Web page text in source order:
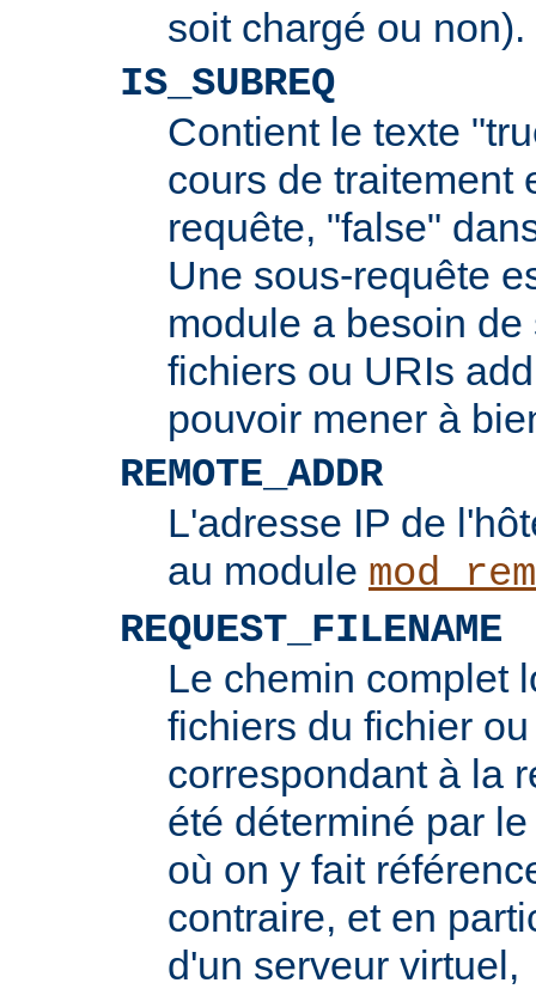
soit chargé ou non).
IS_SUBREQ
Contient le texte
cours de traitement
requête, "false"
Une sous-requête
module a besoin
fichiers ou URIs
pouvoir mener à
REMOTE_ADDR
L'adresse IP de
au module
REQUEST_FILENAME
Le chemin complet
fichiers du fichier
correspondant à la
été déterminé par
où on y fait
contraire, et en
d'un serveur virtuel,